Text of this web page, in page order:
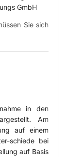
GmbH
Sie sich
in den
Am
auf einem
schiede bei
auf Basis